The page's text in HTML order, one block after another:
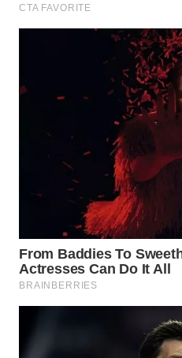
WAHANA
LISTRIK
TRAVEL
WAHANA
WAHANANEWS
ID